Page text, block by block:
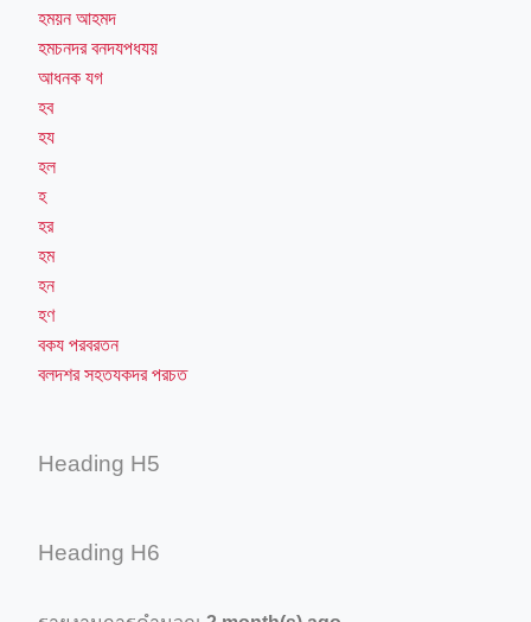
হময়ন আহমদ
হমচনদর বনদযপধযয়
আধনক যগ
হব
হয
হল
হ
হর
হম
হন
হণ
বকয পরবরতন
বলদশর সহতযকদর পরচত
Heading H5
Heading H6